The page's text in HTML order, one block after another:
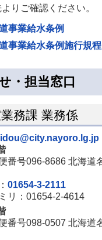
りご確認ください。
事業給水条例
事業給水条例施行規程
・担当窓口
業務課 業務係
番号096-8686 北海道
01654-3-2111
リ：01654-2-4614
番号098-0507 北海道